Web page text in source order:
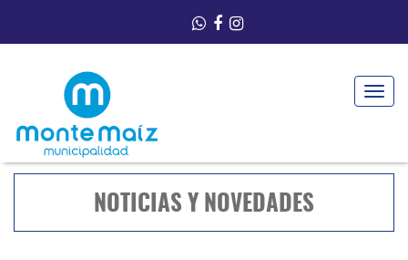
Toggle
NOTICIAS Y NOVEDADES